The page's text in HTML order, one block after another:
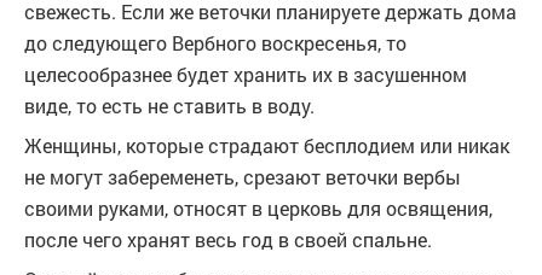
свежесть. Если же веточки планируете держать дома
до следующего Вербного воскресенья, то
целесообразнее будет хранить их в засушенном
виде, то есть не ставить в воду.
Женщины, которые страдают бесплодием или никак
не могут забеременеть, срезают веточки вербы
своими руками, относят в церковь для освящения,
после чего хранят весь год в своей спальне.